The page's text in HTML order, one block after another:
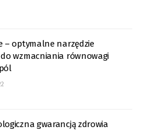
– optymalne narzędzie
wzmacniania równowagi
gwarancją zdrowia